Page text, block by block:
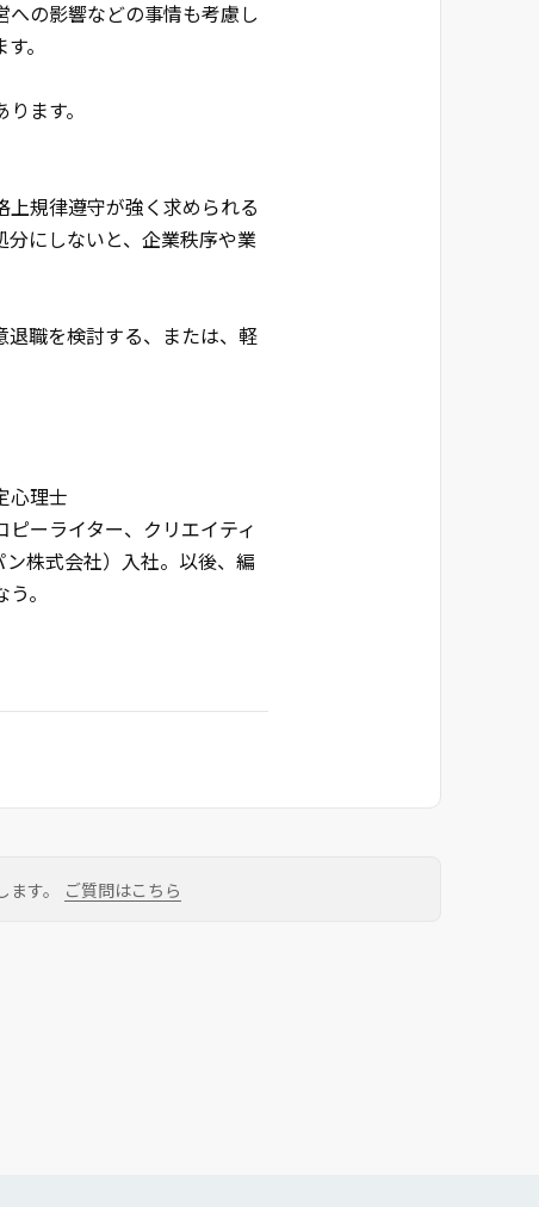
の影響などの事情も考慮し
。
ます。
規律遵守が強く求められる
にしないと、企業秩序や業
退職を検討する、または、軽
心理士
ーライター、クリエイティ
ン株式会社）入社。以後、編
。
す。 ご質問はこちら